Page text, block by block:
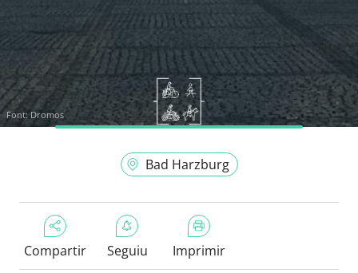
Font:Dromos
Bad Harzburg
Compartir Seguiu Imprimir